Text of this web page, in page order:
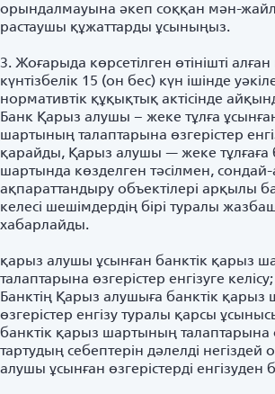
орындалмауына әкеп соққан мән-
растаушы құжаттарды ұсыныңыз.
3. Жоғарыда көрсетілген өтінішті
күнтізбелік 15 (он бес) күн ішінде
нормативтік құқықтық актісінде
Банк Қарыз алушы – жеке тұлға
шартының талаптарына өзгерістер
қарайды, Қарыз алушы — жеке тұлғаға
шартында көзделген тәсілмен,
ақпараттандыру объектілері арқылы
келесі шешімдердің бірі туралы
хабарлайды.
қарыз алушы ұсынған банктік қарыз
талаптарына өзгерістер енгізуге келісу;
Банктің Қарыз алушыға банктік қарыз
өзгерістер енгізу туралы қарсы
банктік қарыз шартының талаптарына
тартудың себептерін дәлелді
алушы ұсынған өзгерістерді енгізуден